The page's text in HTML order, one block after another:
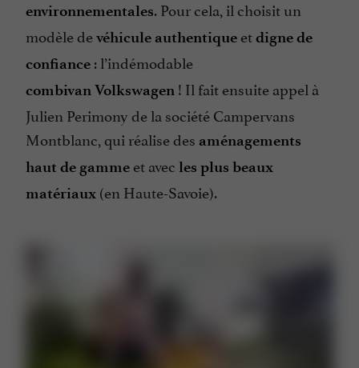
environnementales. Pour cela, il choisit un
modèle devéhicule authentique etdigne de
confiance : l’indémodable
combivan Volkswagen ! Il fait ensuite appel à
Julien Perimonyde la sociétéCampervans
Montblanc , qui réalise des aménagements
haut de gamme et avec les plus beaux
matériaux (en Haute-Savoie).